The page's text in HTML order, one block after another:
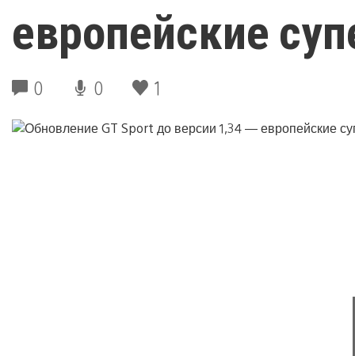
европейские
0 0 1